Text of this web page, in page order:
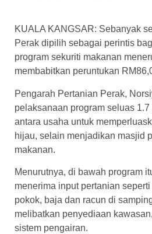
KUALA KANGSAR: Sebanyak
Perak dipilih sebagai perintis
program sekuriti makanan
membabitkan peruntukan
Pengarah Pertanian Perak,
pelaksanaan program seluas
antara usaha untuk
hijau, selain menjadikan masjid
makanan.
Menurutnya, di bawah program
menerima input pertanian
pokok, baja dan racun di
melibatkan penyediaan
sistem pengairan.